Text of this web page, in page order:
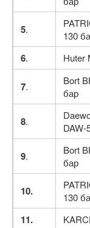
5.
130
6. Huter
7.
Bort
бар
8.
DAW-
9.
Bort
бар
10.
130
11.